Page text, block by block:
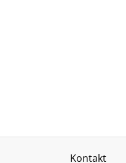
Kontakt